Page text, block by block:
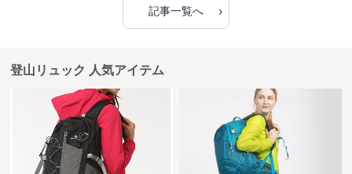
記事一覧へ ›
登山リュック 人気アイテム